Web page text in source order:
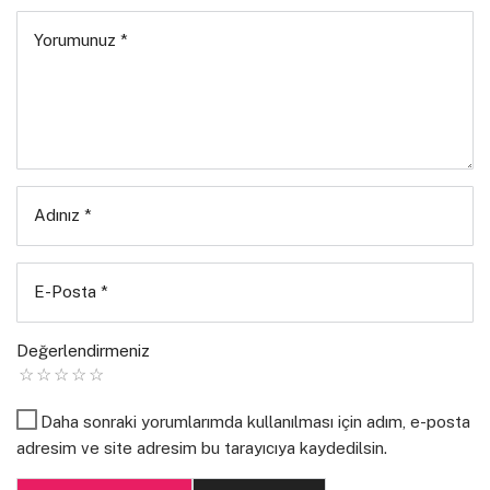
katkı sunmuş, yol açmış, nice insana güzel
2. Edebiyatımıza yeni/özgün eserler kazandırmak.
KATILIM KOŞULLARI
1. 18 yaşını doldurmuş herkes, yetişkinler için yazdığı bir
2. Ödüle katılacak eserlerin dili Türkçe olmalıdır.
3. Yarışmanın konusu: “GÖÇ”
Konu, Yılmaz Sunucu’nun Seyrek Anam Evi Çalışma
Yorumunuz *
Adınız *
E-Posta *
Değerlendirmeniz
Daha sonraki yorumlarımda kullanılması için adım, e-posta
adresim ve site adresim bu tarayıcıya kaydedilsin.